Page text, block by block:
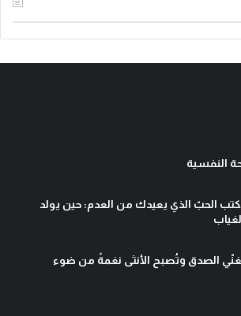
النفسية
الحبّ الذي يعيدك من العدم: حين يولد
الصدق وتُصبح الأنثى نغمةً من ضوء